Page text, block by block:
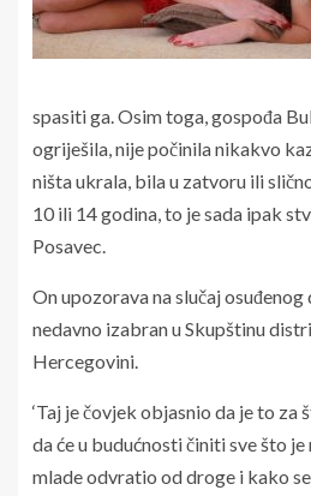
spasiti ga. Osim toga, gospođa
ogriješila, nije počinila nikakvo
ništa ukrala, bila u zatvoru ili
10 ili 14 godina, to je sada ipak
Posavec.
On upozorava na slučaj
nedavno izabran u Skupštinu
Hercegovini.
‘Taj je čovjek objasnio da je to za
da će u budućnosti činiti sve što
mlade odvratio od droge i kako